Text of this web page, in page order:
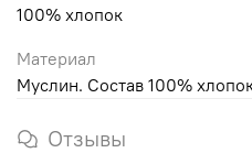
100% хлопок
Материал
Муслин. Состав 100%
Отзывы